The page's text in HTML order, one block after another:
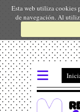
Esta web utiliza cookies
de navegación. Al